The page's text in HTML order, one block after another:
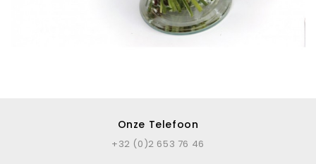
Onze Telefoon
+32 (0)2 653 76 46